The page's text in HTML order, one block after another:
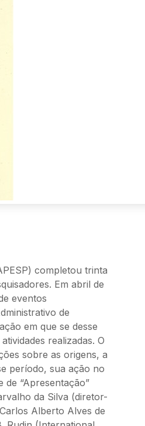
completou trinta
Em abril de
eventos
de
em que se desse
realizadas. O
sobre as origens, a
período, sua ação no
“Apresentação”
da Silva (diretor-
Alberto Alves de